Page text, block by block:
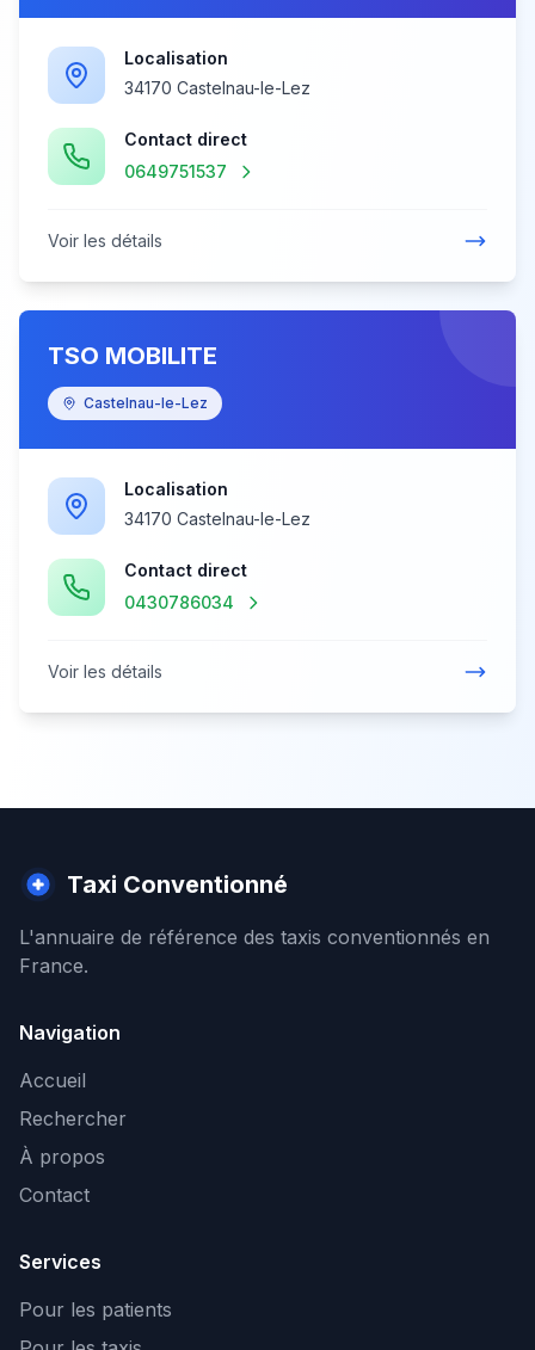
Localisation
34170 Castelnau-le-Lez
Contact direct
0649751537
Voir les détails
TSO MOBILITE
Castelnau-le-Lez
Localisation
34170 Castelnau-le-Lez
Contact direct
0430786034
Voir les détails
Taxi Conventionné
L'annuaire de référence des taxis conventionnés en
France.
Navigation
Accueil
Rechercher
À propos
Contact
Services
Pour les patients